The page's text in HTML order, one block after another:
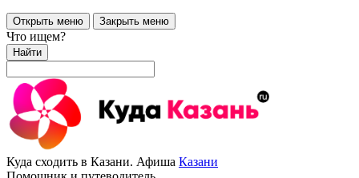
Открыть меню Закрыть меню
Что ищем?
Найти
Куда сходить в Казани. Афиша Казани